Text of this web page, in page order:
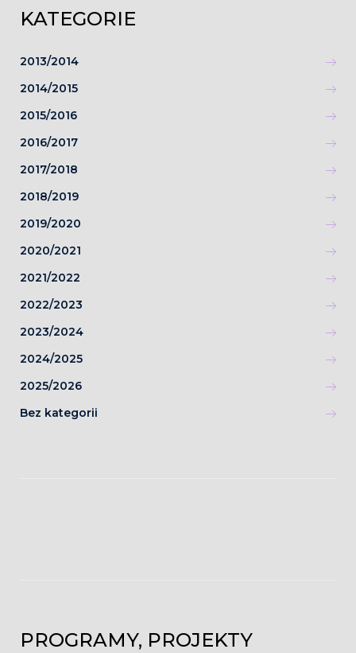
KATEGORIE
2013/2014
2014/2015
2015/2016
2016/2017
2017/2018
2018/2019
2019/2020
2020/2021
2021/2022
2022/2023
2023/2024
2024/2025
2025/2026
Bez kategorii
PROGRAMY, PROJEKTY